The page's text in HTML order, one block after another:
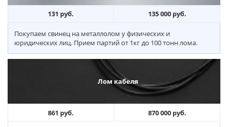
131 руб. 135 000 руб.
Покупаем свинец на металлолом у физических и
юридических лиц. Прием партий от 1кг до 100 тонн лома.
Лом кабеля
861 руб. 870 000 руб.